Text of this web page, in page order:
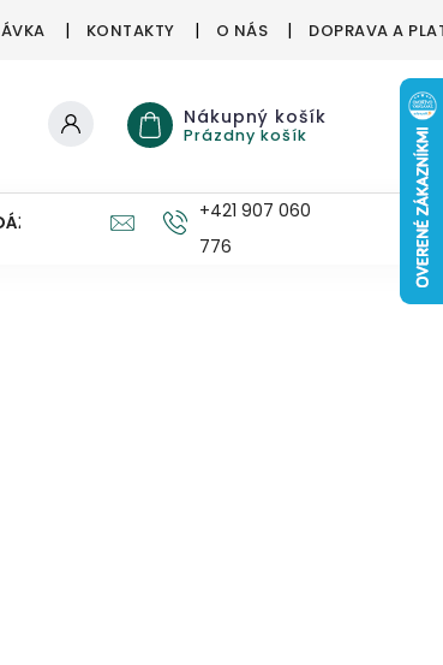
KONTAKTY O NÁS DOPRAVA A
Nákupný košík
Prázdny košík
ORTÉZY ZDRAVÉ HUBY
+421 907 060
776